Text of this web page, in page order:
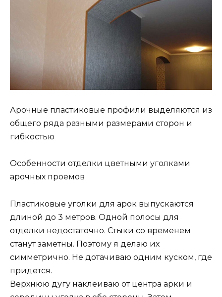
Арочные пластиковые профили выделяются из
общего ряда разными размерами сторон и
гибкостью
Особенности отделки цветными уголками
арочных проемов
Пластиковые уголки для арок выпускаются
длиной до 3 метров. Одной полосы для
отделки недостаточно. Стыки со временем
станут заметны. Поэтому я делаю их
симметрично. Не дотачиваю одним куском, где
придется.
Верхнюю дугу наклеиваю от центра арки и